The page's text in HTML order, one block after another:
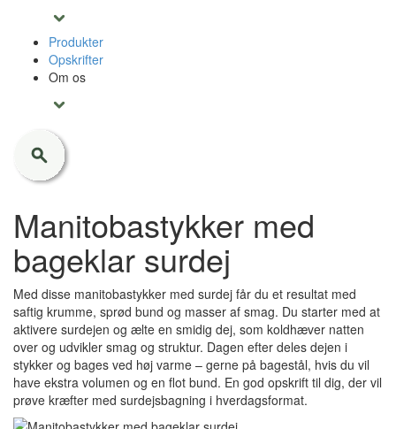
Produkter
Opskrifter
Om os
Manitobastykker med
bageklar surdej
Med disse manitobastykker med surdej får du et resultat med
saftig krumme, sprød bund og masser af smag. Du starter med at
aktivere surdejen og ælte en smidig dej, som koldhæver natten
over og udvikler smag og struktur. Dagen efter deles dejen i
stykker og bages ved høj varme – gerne på bagestål, hvis du vil
have ekstra volumen og en flot bund. En god opskrift til dig, der vil
prøve kræfter med surdejsbagning i hverdagsformat.